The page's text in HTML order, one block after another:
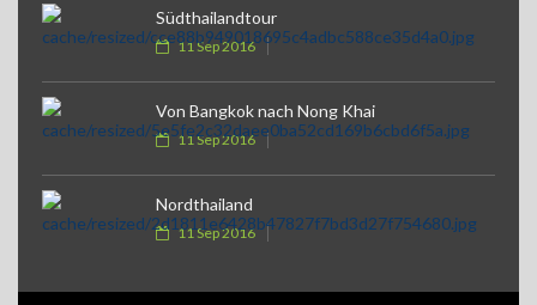
Südthailandtour
11 Sep 2016
Von Bangkok nach Nong Khai
11 Sep 2016
Nordthailand
11 Sep 2016